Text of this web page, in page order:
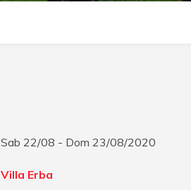
Sab 22/08 - Dom 23/08/2020
Villa Erba